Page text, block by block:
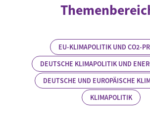
EU-KLIMAPOLITIK UND CO2-
DEUTSCHE KLIMAPOLITIK UND
DEUTSCHE UND EUROPÄISCHE
KLIMAPOLITIK